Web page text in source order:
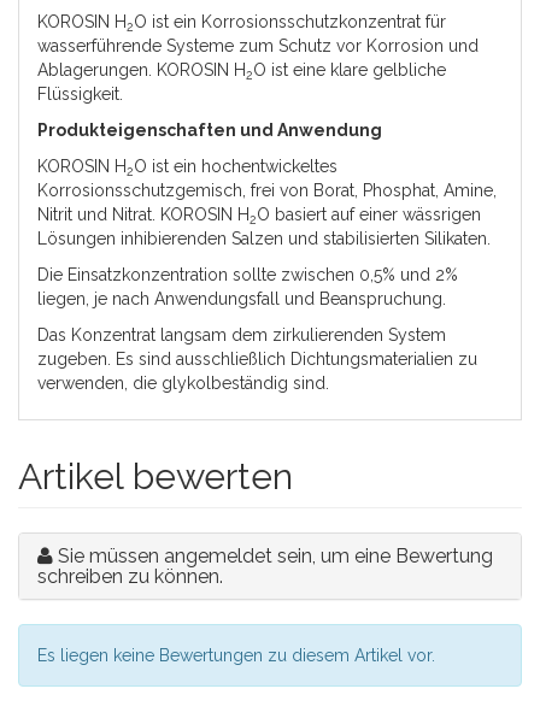
KOROSIN H2O ist ein Korrosionsschutzkonzentrat für
wasserführende Systeme zum Schutz vor Korrosion und
Ablagerungen. KOROSIN H2O ist eine klare gelbliche
Flüssigkeit.
Produkteigenschaften und Anwendung
KOROSIN H2O ist ein hochentwickeltes
Korrosionsschutzgemisch, frei von Borat, Phosphat, Amine,
Nitrit und Nitrat. KOROSIN H2O basiert auf einer wässrigen
Lösungen inhibierenden Salzen und stabilisierten Silikaten.
Die Einsatzkonzentration sollte zwischen 0,5% und 2%
liegen, je nach Anwendungsfall und Beanspruchung.
Das Konzentrat langsam dem zirkulierenden System
zugeben. Es sind ausschließlich Dichtungsmaterialien zu
verwenden, die glykolbeständig sind.
Artikel bewerten
Sie müssen angemeldet sein, um eine Bewertung
schreiben zu können.
Es liegen keine Bewertungen zu diesem Artikel vor.